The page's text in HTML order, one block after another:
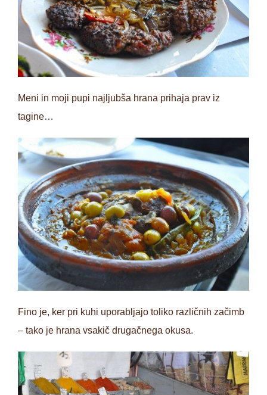
Meni in moji pupi najljubša hrana prihaja prav iz
tagine…
Fino je, ker pri kuhi uporabljajo toliko različnih začimb
– tako je hrana vsakič drugačnega okusa.